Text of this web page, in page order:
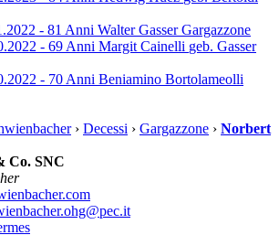
- 81 Anni Walter GasserGargazzone
- 69 Anni Margit Cainelli geb. Gasser
- 70 Anni Beniamino Bortolameolli
› Decessi › Gargazzone › Norbert
Co. SNC